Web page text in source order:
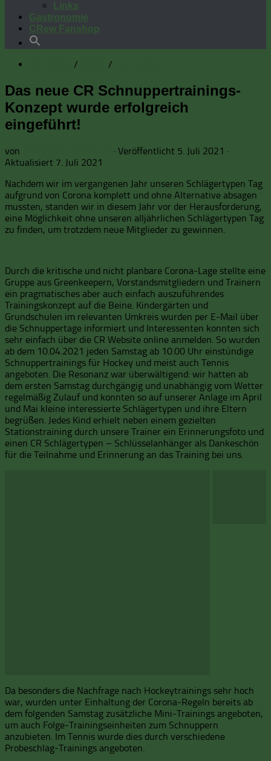
Links
Gastronomie
CRew Fanshop
/ /
Das neue CR Schnuppertrainings-
Konzept wurde erfolgreich
eingeführt!
von · Veröffentlicht 5. Juli 2021 ·
Aktualisiert 7. Juli 2021
Nachdem wir im vergangenen Jahr unseren Schlägertypen Tag
aufgrund von Corona komplett und ohne Alternative absagen
mussten, standen wir in diesem Jahr vor der Herausforderung,
eine Möglichkeit ohne unseren alljährlichen Schlägertypen Tag
zu finden, um trotzdem neue Mitglieder zu gewinnen.
Durch die kritische und nicht planbare Corona-Lage stellte eine
Gruppe aus Greenkeepern, Vorstandsmitgliedern und Trainern
ein pragmatisches aber auch einfach auszuführendes
Trainingskonzept auf die Beine. Kindergärten und
Grundschulen im relevanten Umkreis wurden per E-Mail über
die Schnuppertage informiert und Interessenten konnten sich
sehr einfach über die CR Website online anmelden. So wurden
ab dem 10.04.2021 jeden Samstag ab 10.00 Uhr einstündige
Schnuppertrainings für Hockey und meist auch Tennis
angeboten. Die Resonanz war überwältigend: wir hatten ab
dem ersten Samstag durchgängig und unabhängig vom Wetter
regelmäßig Zulauf und konnten so auf unserer Anlage im April
und Mai kleine interessierte Schlägertypen und ihre Eltern
begrüßen. Jedes Kind erhielt neben einem gezielten
Stationstraining durch unsere Trainer ein Erinnerungsfoto und
einen CR Schlägertypen – Schlüsselanhänger als Dankeschön
für die Teilnahme und Erinnerung an das Training bei uns.
Da besonders die Nachfrage nach Hockeytrainings sehr hoch
war, wurden unter Einhaltung der Corona-Regeln bereits ab
dem folgenden Samstag zusätzliche Mini-Trainings angeboten,
um auch Folge-Trainingseinheiten zum Schnuppern
anzubieten. Im Tennis wurde dies durch verschiedene
Probeschlag-Trainings angeboten.